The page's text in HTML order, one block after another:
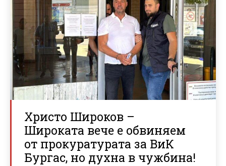
Христо Широков –
Широката вече е обвиняем
от прокуратурата за ВиК
Бургас, но духна в чужбина!